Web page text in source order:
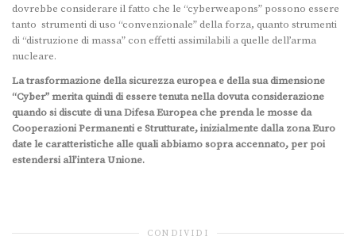
dovrebbe considerare il fatto che le “cyberweapons” possono essere
tanto strumenti di uso “convenzionale” della forza, quanto strumenti
di “distruzione di massa” con effetti assimilabili a quelle dell’arma
nucleare.
La trasformazione della sicurezza europea e della sua dimensione
“Cyber” merita quindi di essere tenuta nella dovuta considerazione
quando si discute di una Difesa Europea che prenda le mosse da
Cooperazioni Permanenti e Strutturate, inizialmente dalla zona Euro
date le caratteristiche alle quali abbiamo sopra accennato, per poi
estendersi all’intera Unione.
CONDIVIDI